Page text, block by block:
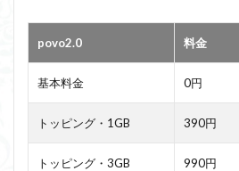
povo2.0 料金
基本料金 0円
トッピング・1GB 390円
トッピング・3GB
990円